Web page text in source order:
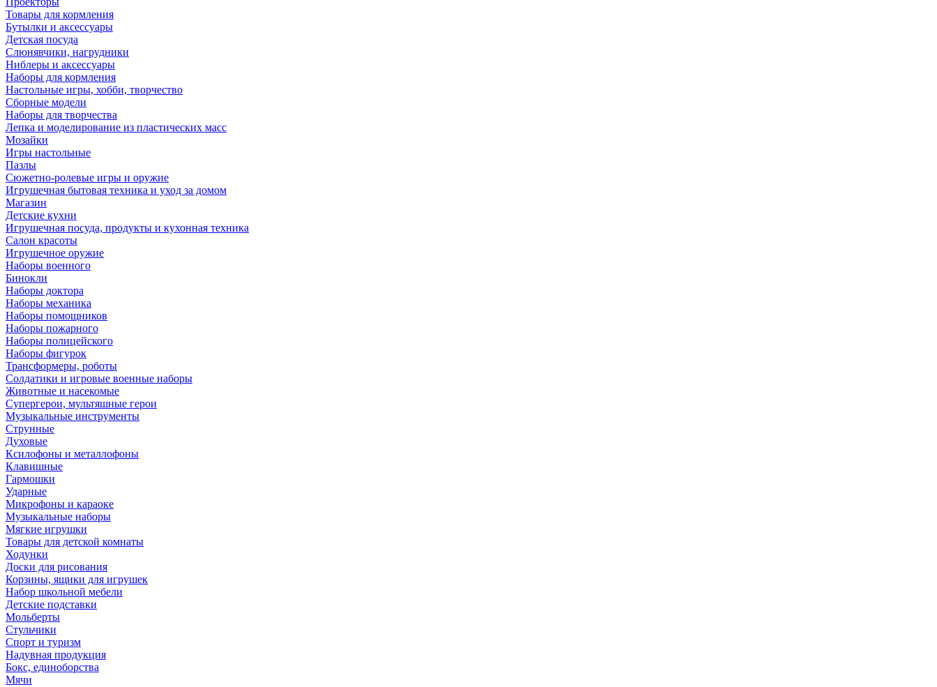
Товары для кормления
Бутылки и аксессуары
Детская посуда
Слюнявчики, нагрудники
Ниблеры и аксессуары
Наборы для кормления
Настольные игры, хобби, творчество
Сборные модели
Наборы для творчества
Лепка и моделирование из пластических масс
Мозайки
Игры настольные
Пазлы
Сюжетно-ролевые игры и оружие
Игрушечная бытовая техника и уход за домом
Магазин
Детские кухни
Игрушечная посуда, продукты и кухонная техника
Салон красоты
Игрушечное оружие
Наборы военного
Бинокли
Наборы доктора
Наборы механика
Наборы помощников
Наборы пожарного
Наборы полицейского
Наборы фигурок
Трансформеры, роботы
Солдатики и игровые военные наборы
Животные и насекомые
Супергерои, мультяшные герои
Музыкальные инструменты
Струнные
Духовые
Ксилофоны и металлофоны
Клавишные
Гармошки
Ударные
Микрофоны и караоке
Музыкальные наборы
Мягкие игрушки
Товары для детской комнаты
Ходунки
Доски для рисования
Корзины, ящики для игрушек
Набор школьной мебели
Детские подставки
Мольберты
Стульчики
Спорт и туризм
Надувная продукция
Бокс, единоборства
Мячи